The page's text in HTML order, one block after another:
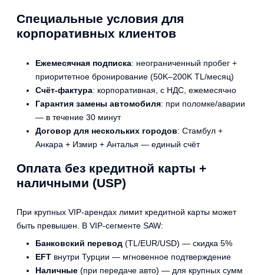
Специальные условия для
корпоративных клиентов
Ежемесячная подписка: неограниченный пробег +
приоритетное бронирование (50K–200K TL/месяц)
Счёт-фактура: корпоративная, с НДС, ежемесячно
Гарантия замены автомобиля: при поломке/аварии
— в течение 30 минут
Договор для нескольких городов: Стамбул +
Анкара + Измир + Анталья — единый счёт
Оплата без кредитной карты +
наличными (USP)
При крупных VIP-арендах лимит кредитной карты может
быть превышен. В VIP-сегменте SAW:
Банковский перевод (TL/EUR/USD) — скидка 5%
EFT внутри Турции — мгновенное подтверждение
Наличные (при передаче авто) — для крупных сумм